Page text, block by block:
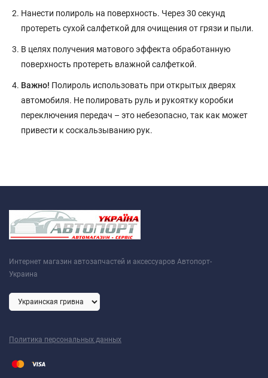
Нанести полироль на поверхность. Через 30 секунд
протереть сухой салфеткой для очищения от грязи и пыли.
В целях получения матового эффекта обработанную
поверхность протереть влажной салфеткой.
Важно! Полироль использовать при открытых дверях
автомобиля. Не полировать руль и рукоятку коробки
переключения передач – это небезопасно, так как может
привести к соскальзыванию рук.
Интернет магазин автозапчастей и аксессуаров Автопорт-
Украина
Политика персональных данных